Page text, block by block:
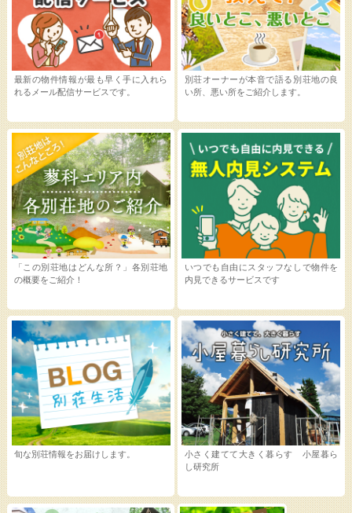
いつでも自由にスタッフなしで物件を
内見できるサービスです
旬な別荘情報をお届けします。
最新の物件情報が最も早く手に入れら
れるメール配信サービスです。
小さく建てて大きく暮らす 小屋暮ら
し研究所
別荘オーナーが本音で語る別荘地の良
い所、悪い所をご紹介します。
「この別荘地はどんな所？」各別荘地
の概要をご紹介！